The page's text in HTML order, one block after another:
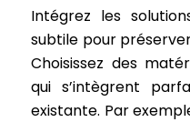
Intégrez les
subtile pour
Choisissez des
qui s’intègrent
existante. Par